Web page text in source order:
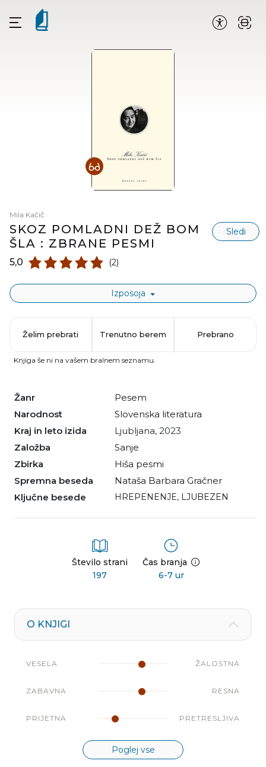
Mila Kačič
SKOZ POMLADNI DEŽ BOM
ŠLA : ZBRANE PESMI
Sledi
5,0 (2)
Izposoja
Žanr
pesem
Narodnost
slovenska literatura
Kraj in leto izida
Ljubljana, 2023
Založba
Sanje
Zbirka
Hiša pesmi
Spremna beseda
Nataša Barbara Gračner
Ključne besede
HREPENENJE, LJUBEZEN
Število strani
197
Čas branja
6-7 ur
Želim prebrati Trenutno berem Prebrano
Knjiga še ni na vašem bralnem seznamu.
O KNJIGI
VESELA ŽALOSTNA
ZABAVNA RESNA
PRIJETNA PRETRESLJIVA
Poglej vse